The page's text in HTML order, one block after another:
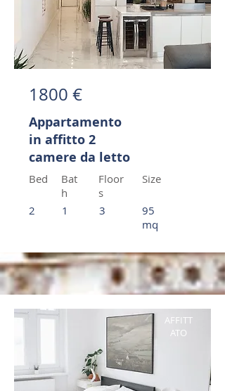
1800 €
Appartamento
in affitto 2
camere da letto
Bed
2
Bat
h
1
Floor
s
3
Size
95
mq
AFFITT
ATO